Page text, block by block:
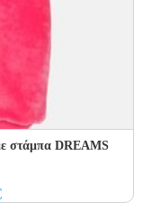
στάμπα DREAMS
Current
price